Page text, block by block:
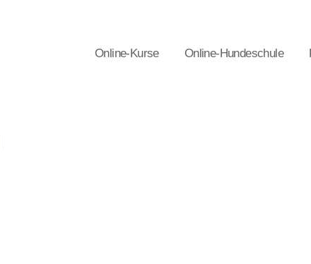
Online-Kurse Online-Hundeschule